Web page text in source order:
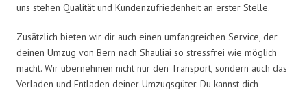
uns stehen Qualität und Kundenzufriedenheit an erster Stelle.
Zusätzlich bieten wir dir auch einen umfangreichen Service, der
deinen Umzug von Bern nach Shauliai so stressfrei wie möglich
macht. Wir übernehmen nicht nur den Transport, sondern auch das
Verladen und Entladen deiner Umzugsgüter. Du kannst dich